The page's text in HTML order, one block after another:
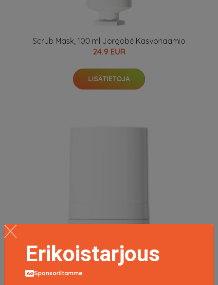
Scrub Mask, 100 ml Jorgobé Kasvonaamio
24.9 EUR
LISÄTIETOJA
Erikoistarjous
Sponsoriltamme